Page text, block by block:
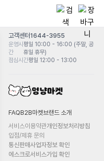
고객센터1644-3955
운영시
간
평일 10:00 - 16:00 (주말, 공
휴일 휴무)
점심시간평일 12:00 - 13:00
FAQB2B마켓 브랜드 소개
서비스이용약관개인정보처리방침
입점/제휴 문의
통신판매사업자정보 확인
에스크로서비스가입 확인